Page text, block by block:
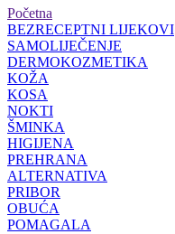
Početna
BEZRECEPTNI LIJEKOVI
SAMOLIJEČENJE
DERMOKOZMETIKA
KOŽA
KOSA
NOKTI
ŠMINKA
HIGIJENA
PREHRANA
ALTERNATIVA
PRIBOR
OBUĆA
POMAGALA